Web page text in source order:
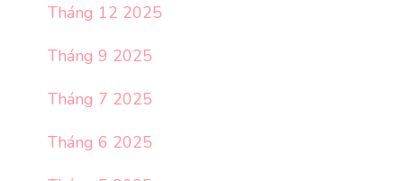
Tháng 12 2025
Tháng 9 2025
Tháng 7 2025
Tháng 6 2025